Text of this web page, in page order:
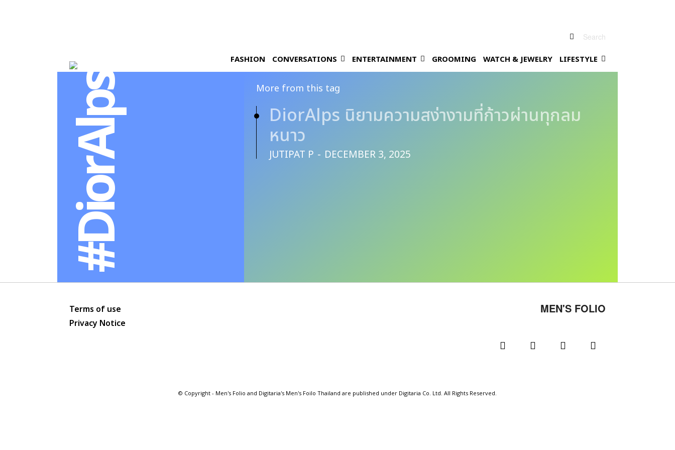
Search
FASHION CONVERSATIONS ENTERTAINMENT GROOMING WATCH & JEWELRY LIFESTYLE
#DiorAlps More from this tag
DiorAlps นิยามความสง่างามที่ก้าวผ่านทุกลม
หนาว
JUTIPAT P - DECEMBER 3, 2025
Terms of use
Privacy Notice
MEN'S FOLIO
© Copyright - Men's Folio and Digitaria's Men's Foilo Thailand are published under Digitaria Co. Ltd. All Rights Reserved.